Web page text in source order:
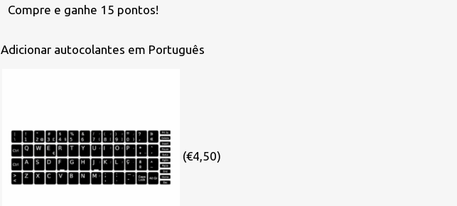
Compre e ganhe 15 pontos!
Adicionar autocolantes em Português
(€4,50)